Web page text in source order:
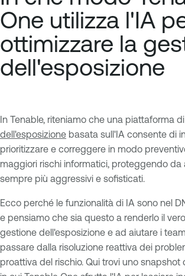
One utilizza l'IA
ottimizzare la
dell'esposizione
In Tenable, riteniamo che una piattaforma di
dell'esposizione basata sull'IA consente di
prioritizzare e correggere in modo
maggiori rischi informatici, proteggendo
sempre più aggressivi e sofisticati.
Ecco perché le funzionalità di IA sono nel
e pensiamo che sia questo a renderlo il
gestione dell'esposizione e ad aiutare i
passare dalla risoluzione reattiva dei
proattiva del rischio. Qui trovi uno snapshot